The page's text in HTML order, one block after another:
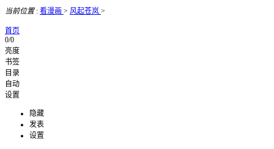
当前位置: 看漫画 > 风起苍岚 >
首页
0/0
亮度
书签
目录
自动
设置
隐藏
发表
设置